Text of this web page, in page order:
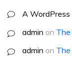
A WordPress
admin on
admin on